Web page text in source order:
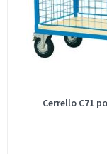
Cerrello C71